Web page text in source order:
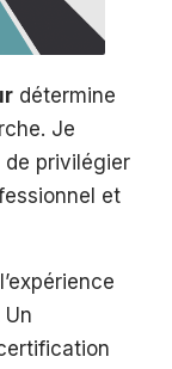
détermine
Je
de privilégier
et